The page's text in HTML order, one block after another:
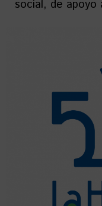
social, de apoyo